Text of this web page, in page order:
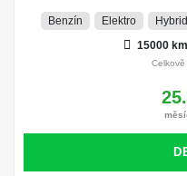
Benzín Elektro Hybrid
15000